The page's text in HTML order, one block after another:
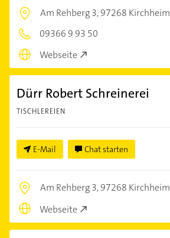
Am Rehberg 3,97268 Kirchheim
09366 9 93 50
Webseite
Dürr Robert Schreinerei
TISCHLEREIEN
E-Mail Chat starten
Am Rehberg 3,97268 Kirchheim
Webseite